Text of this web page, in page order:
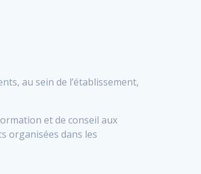
au sein de l’établissement,
et de conseil aux
organisées dans les